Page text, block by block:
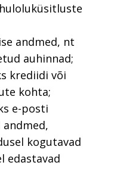
andmed, nt
auhinnad;
krediidi või
kohta;
e-posti
kogutavad
edastavad